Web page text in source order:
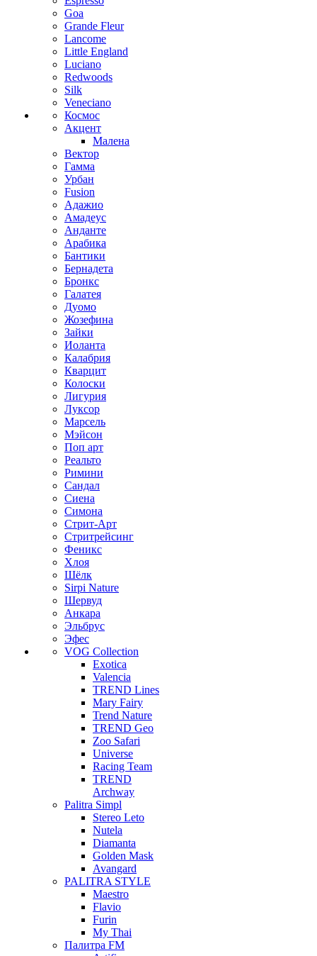
Goa
Grande Fleur
Lancome
Little England
Luciano
Redwoods
Silk
Veneciano
Космос
Акцент
Малена
Вектор
Гамма
Урбан
Fusion
Адажио
Амадеус
Анданте
Арабика
Бантики
Бернадета
Бронкс
Галатея
Дуомо
Жозефина
Зайки
Иоланта
Калабрия
Кварцит
Колоски
Лигурия
Луксор
Марсель
Мэйсон
Поп арт
Реальто
Римини
Сандал
Сиена
Симона
Стрит-Арт
Стритрейсинг
Феникс
Хлоя
Шёлк
Sirpi Nature
Шервуд
Анкара
Эльбрус
Эфес
VOG Collection
Exotica
Valencia
TREND Lines
Mary Fairy
Trend Nature
TREND Geo
Zoo Safari
Universe
Racing Team
TREND
Archway
Palitra Simpl
Stereo Leto
Nutela
Diamanta
Golden Mask
Avangard
PALITRA STYLE
Maestro
Flavio
Furin
My Thai
Палитра FM